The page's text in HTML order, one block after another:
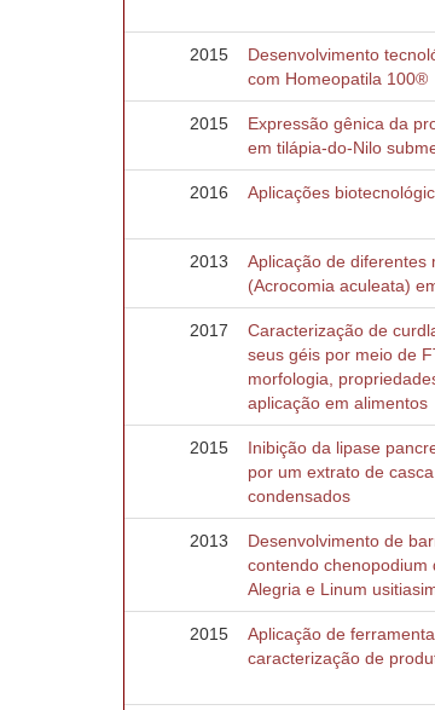
2015
Desenvolvimento
com Homeopatila 100®
2015
Expressão gênica da
em tilápia-do-Nilo
2016 Aplicações
2013
Aplicação de diferentes
(Acrocomia aculeata)
2017
Caracterização de
seus géis por meio de
morfologia,
aplicação em alimentos
2015
Inibição da lipase
por um extrato de
condensados
2013
Desenvolvimento de
contendo chenopodium
Alegria e Linum
2015
Aplicação de
caracterização de